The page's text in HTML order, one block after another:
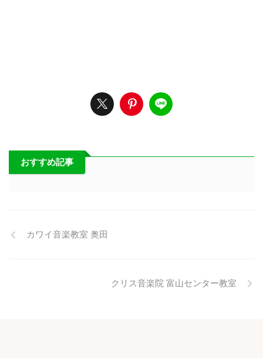
おすすめ記事
カワイ音楽教室 奥田
クリス音楽院 富山センター教室